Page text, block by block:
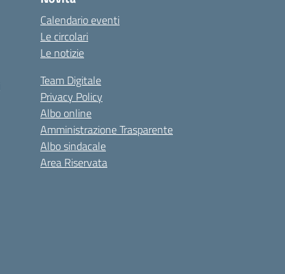
Calendario eventi
Le circolari
Le notizie
Team Digitale
Privacy Policy
Albo online
Amministrazione Trasparente
Albo sindacale
Area Riservata